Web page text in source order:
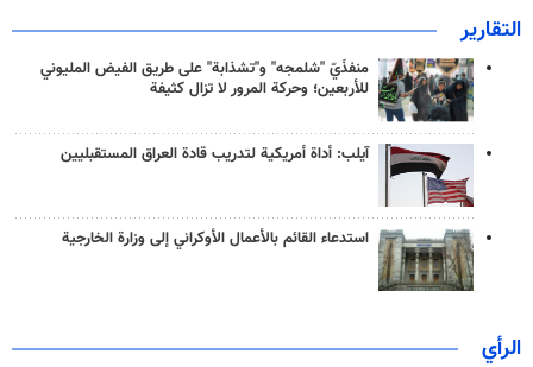
التقارير
منفذَيّ "شلمجه" و"تشذابة" على طريق الفيض المليوني
للأربعين؛ وحركة المرور لا تزال كثيفة
آيلب: أداة أمريكية لتدريب قادة العراق المستقبليين
استدعاء القائم بالأعمال الأوكراني إلى وزارة الخارجية
الرأي